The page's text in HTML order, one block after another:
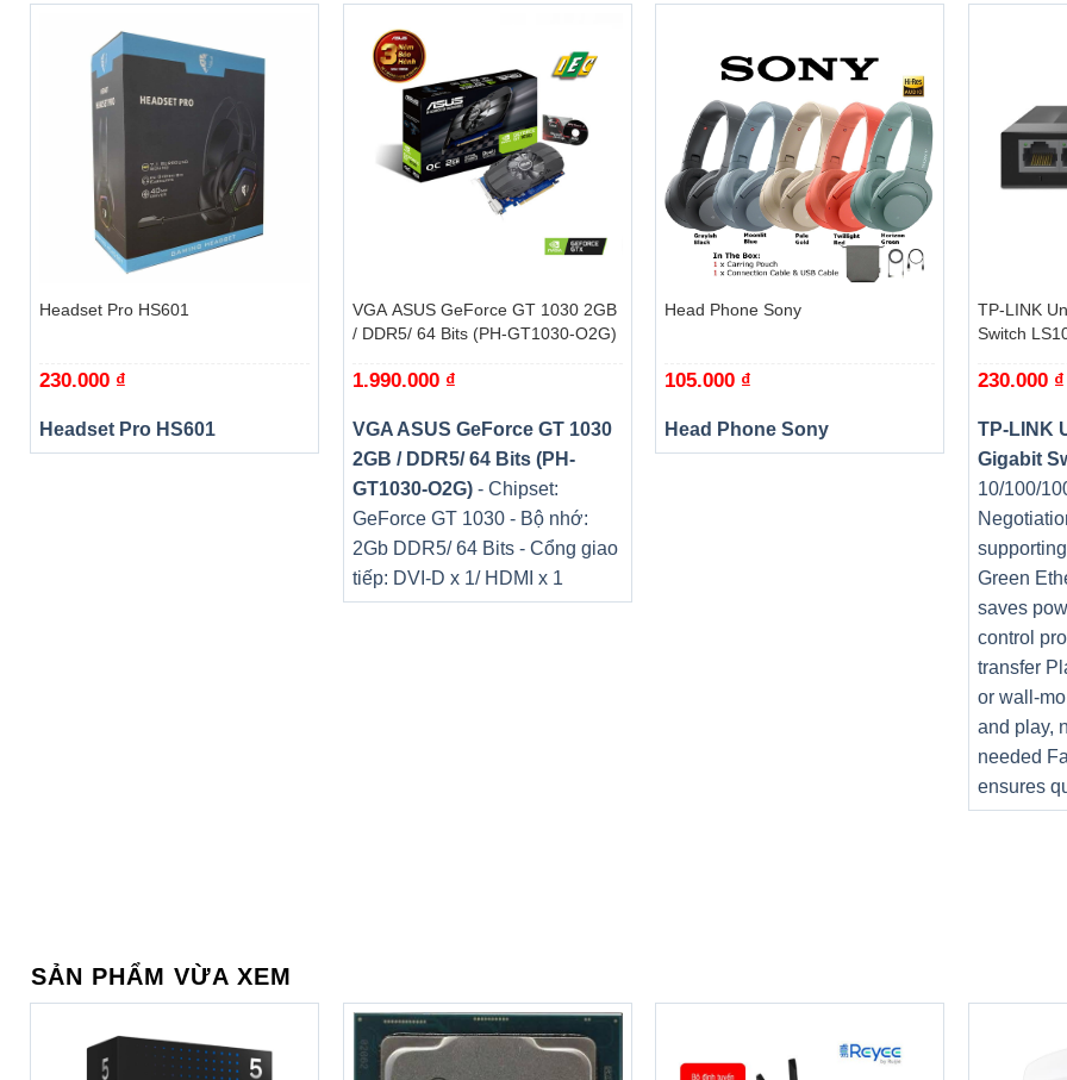
Headset Pro HS601
230.000 ₫
Headset Pro HS601
VGA ASUS GeForce GT 1030 2GB
/ DDR5/ 64 Bits (PH-GT1030-O2G)
1.990.000 ₫
VGA ASUS GeForce GT 1030
2GB / DDR5/ 64 Bits (PH-
GT1030-O2G)- Chipset:
GeForce GT 1030 - Bộ nhớ:
2Gb DDR5/ 64 Bits - Cổng giao
tiếp: DVI-D x 1/ HDMI x 1
Head Phone Sony
105.000 ₫
Head Phone Sony
TP-LINK
Switch
230.000 ₫
TP-LINK
Gigabit
10/100/
Green
saves
control
transfer
or wall-
and play,
needed
ensures
SẢN PHẨM VỪA XEM